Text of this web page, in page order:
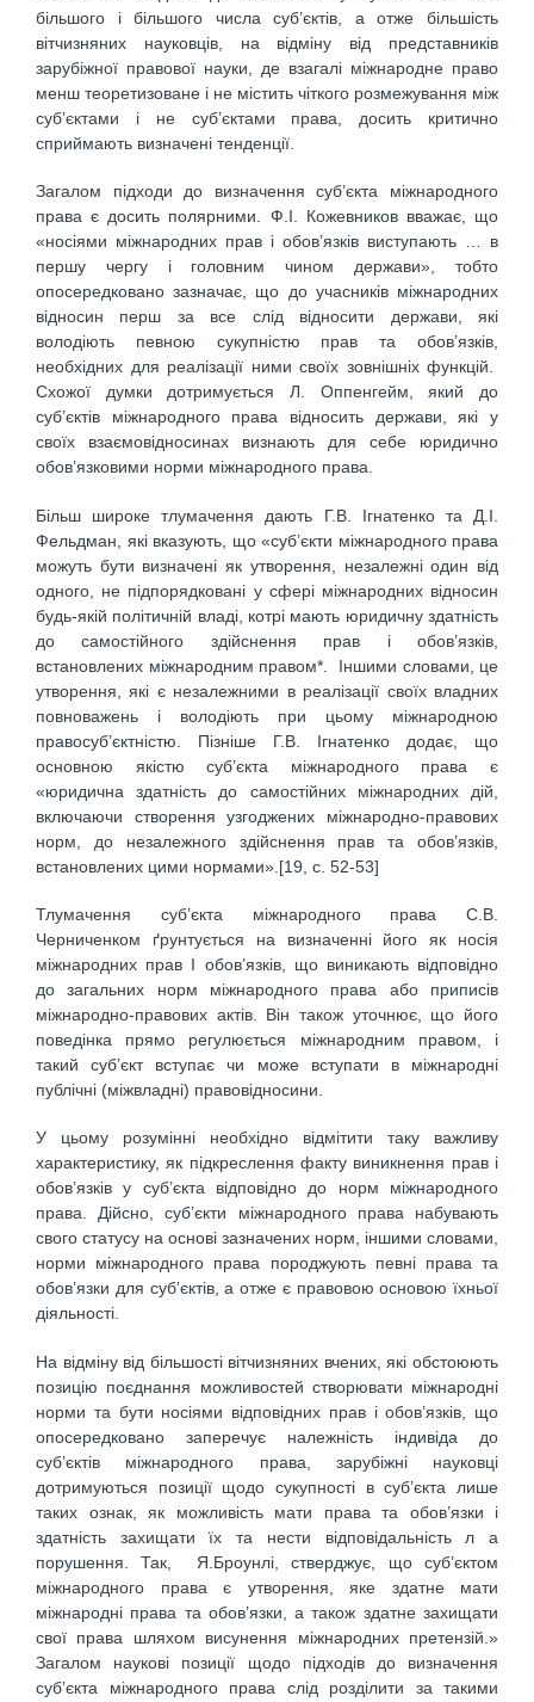
більшого і більшого числа суб’єктів, а отже більшість
вітчизняних науковців, на відміну від представників
зарубіжної правової науки, де взагалі міжнародне право
менш теоретизоване і не містить чіткого розмежування між
суб’єктами і не суб’єктами права, досить критично
сприймають визначені тенденції.
Загалом підходи до визначення суб’єкта міжнародного
права є досить полярними. Ф.І. Кожевников вважає, що
«носіями міжнародних прав і обов’язків виступають … в
першу чергу і головним чином держави», тобто
опосередковано зазначає, що до учасників міжнародних
відносин перш за все слід відносити держави, які
володіють певною сукупністю прав та обов’язків,
необхідних для реалізації ними своїх зовнішніх функцій.
Схожої думки дотримується Л. Оппенгейм, який до
суб’єктів міжнародного права відносить держави, які у
своїх взаємовідносинах визнають для себе юридично
обов’язковими норми міжнародного права.
Більш широке тлумачення дають Г.В. Ігнатенко та Д.І.
Фельдман, які вказують, що «суб’єкти міжнародного права
можуть бути визначені як утворення, незалежні один від
одного, не підпорядковані у сфері міжнародних відносин
будь-якій політичній владі, котрі мають юридичну здатність
до самостійного здійснення прав і обов’язків,
встановлених міжнародним правом*. Іншими словами, це
утворення, які є незалежними в реалізації своїх владних
повноважень і володіють при цьому міжнародною
правосуб’єктністю. Пізніше Г.В. Ігнатенко додає, що
основною якістю суб’єкта міжнародного права є
«юридична здатність до самостійних міжнародних дій,
включаючи створення узгоджених міжнародно-правових
норм, до незалежного здійснення прав та обов’язків,
встановлених цими нормами».[19, c. 52-53]
Тлумачення суб’єкта міжнародного права С.В.
Черниченком ґрунтується на визначенні його як носія
міжнародних прав І обов’язків, що виникають відповідно
до загальних норм міжнародного права або приписів
міжнародно-правових актів. Він також уточнює, що його
поведінка прямо регулюється міжнародним правом, і
такий суб’єкт вступає чи може вступати в міжнародні
публічні (міжвладні) правовідносини.
У цьому розумінні необхідно відмітити таку важливу
характеристику, як підкреслення факту виникнення прав і
обов’язків у суб’єкта відповідно до норм міжнародного
права. Дійсно, суб’єкти міжнародного права набувають
свого статусу на основі зазначених норм, іншими словами,
норми міжнародного права породжують певні права та
обов’язки для суб’єктів, а отже є правовою основою їхньої
діяльності.
На відміну від більшості вітчизняних вчених, які обстоюють
позицію поєднання можливостей створювати міжнародні
норми та бути носіями відповідних прав і обов’язків, що
опосередковано заперечує належність індивіда до
суб’єктів міжнародного права, зарубіжні науковці
дотримуються позиції щодо сукупності в суб’єкта лише
таких ознак, як можливість мати права та обов’язки і
здатність захищати їх та нести відповідальність л а
порушення. Так, Я.Броунлі, стверджує, що суб’єктом
міжнародного права є утворення, яке здатне мати
міжнародні права та обов’язки, а також здатне захищати
свої права шляхом висунення міжнародних претензій.»
Загалом наукові позиції щодо підходів до визначення
суб’єкта міжнародного права слід розділити за такими